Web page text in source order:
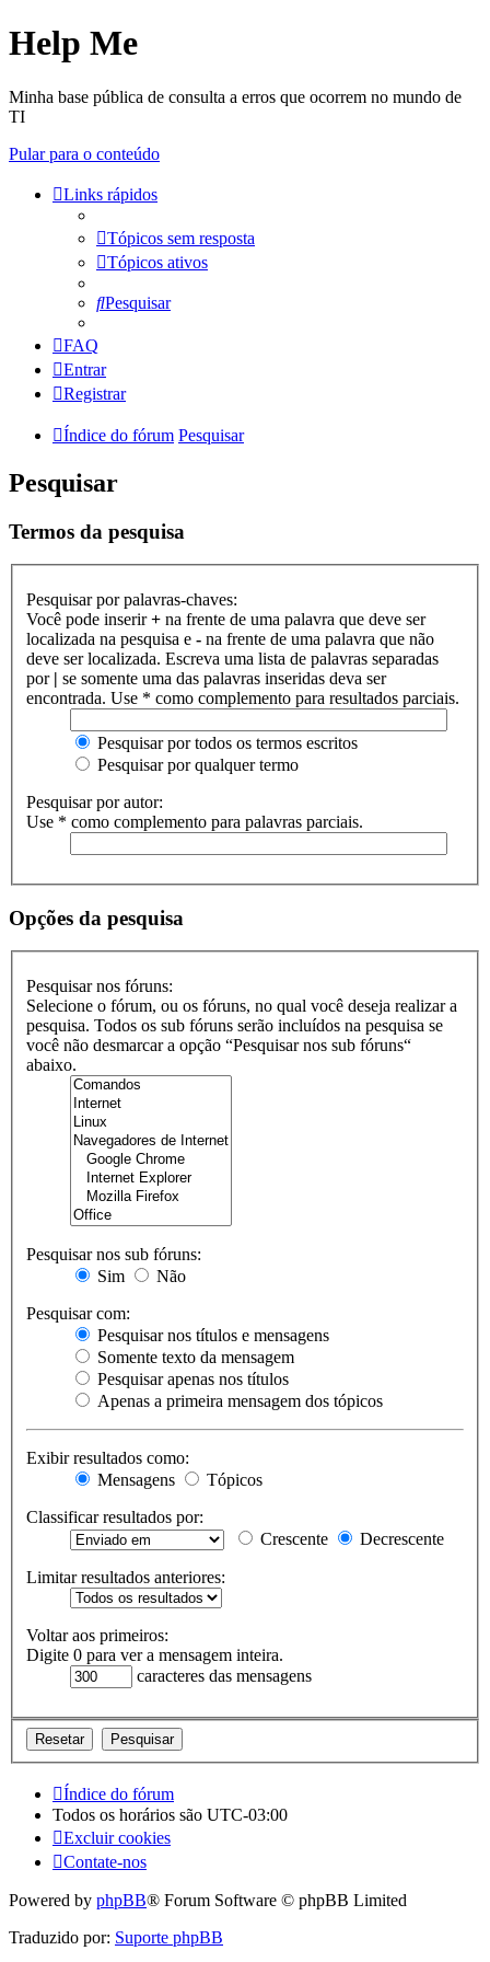
Help Me
Minha base pública de consulta a erros que ocorrem no mundo de
TI
Pular para o conteúdo
Links rápidos
Tópicos sem resposta
Tópicos ativos
Pesquisar
FAQ
Entrar
Registrar
Índice do fórum Pesquisar
Pesquisar
Termos da pesquisa
Pesquisar por palavras-chaves:
Você pode inserir+ na frente de uma palavra que deve ser
localizada na pesquisa e - na frente de uma palavra que não
deve ser localizada. Escreva uma lista de palavras separadas
por | se somente uma das palavras inseridas deva ser
encontrada. Use * como complemento para resultados parciais.
Pesquisar por todos os termos escritos
Pesquisar por qualquer termo
Pesquisar por autor:
Use * como complemento para palavras parciais.
Opções da pesquisa
Pesquisar nos fóruns:
Selecione o fórum, ou os fóruns, no qual você deseja realizar a
pesquisa. Todos os sub fóruns serão incluídos na pesquisa se
você não desmarcar a opção “Pesquisar nos sub fóruns“
abaixo.
Pesquisar nos sub fóruns:
Sim
Não
Pesquisar com:
Pesquisar nos títulos e mensagens
Somente texto da mensagem
Pesquisar apenas nos títulos
Apenas a primeira mensagem dos tópicos
Exibir resultados como:
Mensagens
Tópicos
Classificar resultados por:
Crescente
Decrescente
Limitar resultados anteriores:
Voltar aos primeiros:
Digite 0 para ver a mensagem inteira.
caracteres das mensagens
Índice do fórum
Todos os horários são UTC-03:00
Excluir cookies
Contate-nos
Powered by phpBB® Forum Software © phpBB Limited
Traduzido por: Suporte phpBB